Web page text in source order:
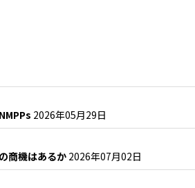
2026年05月29日
商機はあるか2026年07月02日